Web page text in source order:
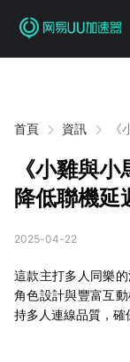
首頁 資訊
《小雞與
降低聯機延
2025-04-22
這款主打多人同樂
角色設計與豐富互
持多人連線品質，確